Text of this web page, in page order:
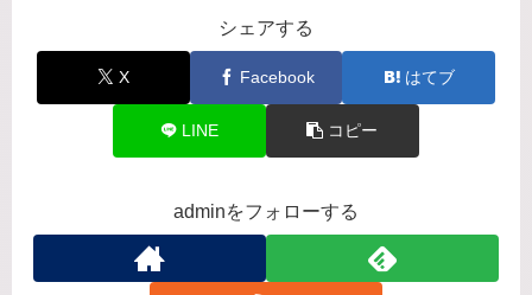
シェアする
X Facebook はてブ
LINE コピー
adminをフォローする